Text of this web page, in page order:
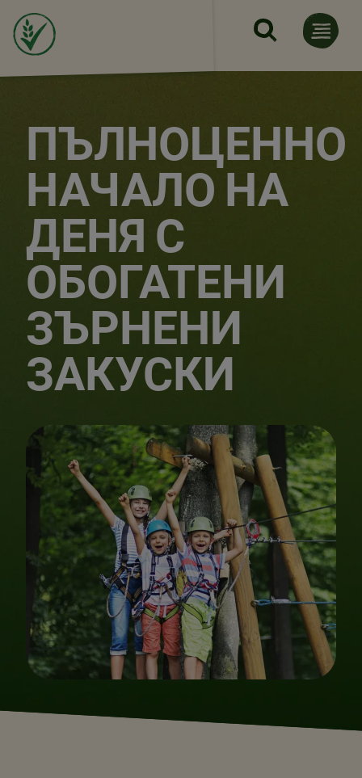
Премини към основното
ПЪЛНОЦЕННО
НАЧАЛО НА
ДЕНЯ С
ОБОГАТЕНИ
ЗЪРНЕНИ
ЗАКУСКИ